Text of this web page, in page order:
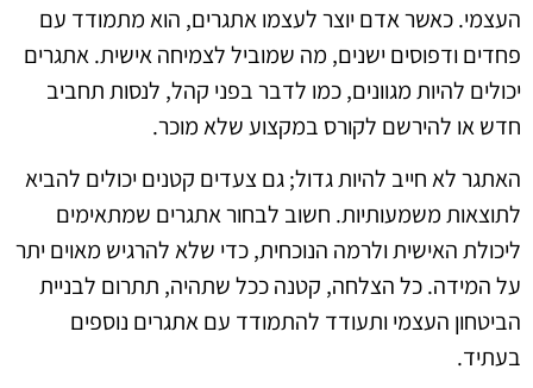
העצמי. כאשר אדם יוצר לעצמו אתגרים, הוא מתמודד עם
פחדים ודפוסים ישנים, מה שמוביל לצמיחה אישית. אתגרים
יכולים להיות מגוונים, כמו לדבר בפני קהל, לנסות תחביב
חדש או להירשם לקורס במקצוע שלא מוכר.
האתגר לא חייב להיות גדול; גם צעדים קטנים יכולים להביא
לתוצאות משמעותיות. חשוב לבחור אתגרים שמתאימים
ליכולת האישית ולרמה הנוכחית, כדי שלא להרגיש מאוים יתר
על המידה. כל הצלחה, קטנה ככל שתהיה, תתרום לבניית
הביטחון העצמי ותעודד להתמודד עם אתגרים נוספים
בעתיד.